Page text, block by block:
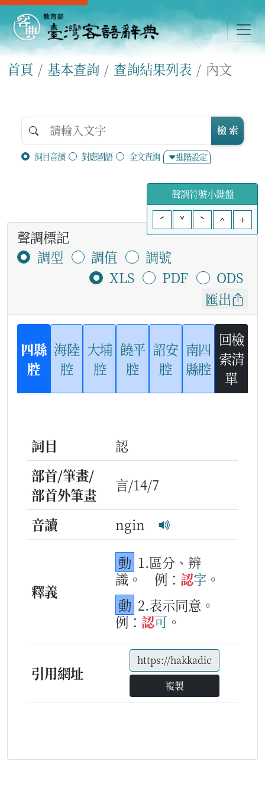
首頁 基本查詢 查詢結果列表 內文
詞目音讀 對應國語 全文查詢 進階設定
檢 索
聲調符號小鍵盤
ˊ
ˇ ˋ ^ +
聲調標記
調型
調值
調號
XLS
PDF
ODS
匯出
四縣
腔
海陸
腔
大埔
腔
饒平
腔
詔安
腔
南四
縣腔
回檢
索清
單
詞目
認
部首/筆畫/
部首外筆畫
言/14/7
音讀 ngin
釋義
動 1.區分、辨
識。
例： 認字 。
動 2.表示同意。
例： 認可 。
引用網址
複製